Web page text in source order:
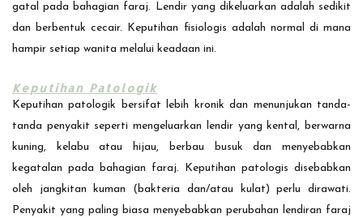
gatal pada bahagian faraj. Lendir yang dikeluarkan adalah sedikit
dan berbentuk cecair. Keputihan fisiologis adalah normal di mana
hampir setiap wanita melalui keadaan ini.
Keputihan Patologik
Keputihan patologik bersifat lebih kronik dan menunjukan tanda-
tanda penyakit seperti mengeluarkan lendir yang kental, berwarna
kuning, kelabu atau hijau, berbau busuk dan menyebabkan
kegatalan pada bahagian faraj. Keputihan patologis disebabkan
oleh jangkitan kuman (bakteria dan/atau kulat) perlu dirawati.
Penyakit yang paling biasa menyebabkan perubahan lendiran faraj